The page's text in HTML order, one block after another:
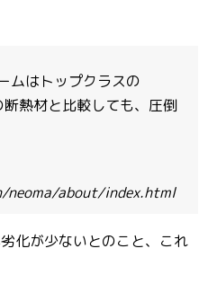
ムはトップクラスの
熱材と比較しても、圧倒
neoma/about/index.html
化が少ないとのこと、これ